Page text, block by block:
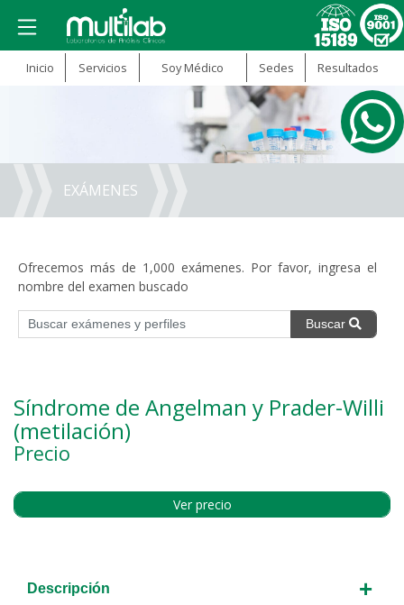
Inicio Servicios Soy Médico Sedes Resultados
EXÁMENES
Ofrecemos más de 1,000 exámenes. Por favor, ingresa el
nombre del examen buscado
Buscar
Síndrome de Angelman y Prader-Willi
(metilación)
Precio
Ver precio
Descripción +